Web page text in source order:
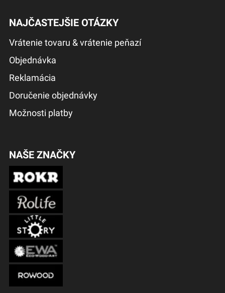
NAJČASTEJŠIE OTÁZKY
Vrátenie tovaru & vrátenie peňazí
Objednávka
Reklamácia
Doručenie objednávky
Možnosti platby
NAŠE ZNAČKY